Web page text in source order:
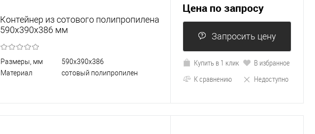
Контейнер из сотового полипропилена
590х390х386 мм
Размеры, мм
590х390х386
Материал
сотовый полипропилен
Цена по запросу
Запросить цену
Купить в 1 клик
В избранное
К сравнению
Недоступно